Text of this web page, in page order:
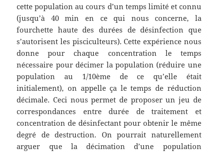
cette population au cours d’un temps limité et connu
(jusqu’à 40 min en ce qui nous concerne, la
fourchette haute des durées de désinfection que
s’autorisent les pisciculteurs). Cette expérience nous
donne pour chaque concentration le temps
nécessaire pour décimer la population (réduire une
population au 1/10ème de ce qu’elle était
initialement), on appelle ça le temps de réduction
décimale. Ceci nous permet de proposer un jeu de
correspondances entre durée de traitement et
concentration de désinfectant pour obtenir le même
degré de destruction. On pourrait naturellement
arguer que la décimation d’une population